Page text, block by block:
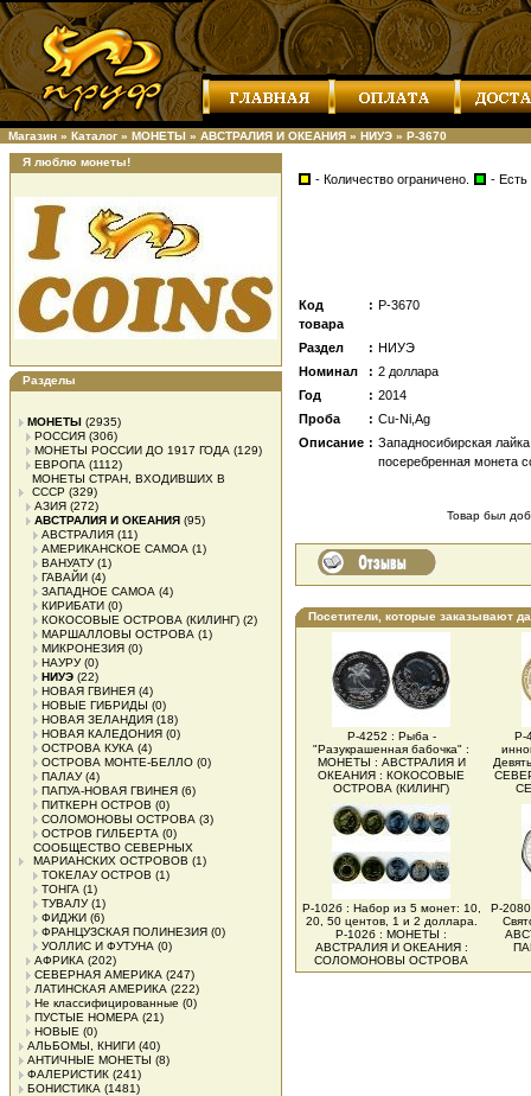
Магазин » Каталог » МОНЕТЫ » АВСТРАЛИЯ И ОКЕАНИЯ » НИУЭ » Р-3670
Я люблю монеты!
Разделы
МОНЕТЫ (2935)
РОССИЯ (306)
МОНЕТЫ РОССИИ ДО 1917 ГОДА (129)
ЕВРОПА (1112)
МОНЕТЫ СТРАН, ВХОДИВШИХ В
СССР (329)
АЗИЯ (272)
АВСТРАЛИЯ И ОКЕАНИЯ (95)
АВСТРАЛИЯ (11)
АМЕРИКАНСКОЕ САМОА (1)
ВАНУАТУ(1)
ГАВАЙИ (4)
ЗАПАДНОЕ САМОА (4)
КИРИБАТИ (0)
КОКОСОВЫЕ ОСТРОВА (КИЛИНГ) (2)
МАРШАЛЛОВЫ ОСТРОВА (1)
МИКРОНЕЗИЯ (0)
НАУРУ(0)
НИУЭ (22)
НОВАЯ ГВИНЕЯ (4)
НОВЫЕ ГИБРИДЫ (0)
НОВАЯ ЗЕЛАНДИЯ (18)
НОВАЯ КАЛЕДОНИЯ (0)
ОСТРОВА КУКА (4)
ОСТРОВА МОНТЕ-БЕЛЛО (0)
ПАЛАУ(4)
ПАПУА-НОВАЯ ГВИНЕЯ (6)
ПИТКЕРН ОСТРОВ (0)
СОЛОМОНОВЫ ОСТРОВА (3)
ОСТРОВ ГИЛБЕРТА (0)
СООБЩЕСТВО СЕВЕРНЫХ
МАРИАНСКИХ ОСТРОВОВ (1)
ТОКЕЛАУ ОСТРОВ (1)
ТОНГА (1)
ТУВАЛУ(1)
ФИДЖИ (6)
ФРАНЦУЗСКАЯ ПОЛИНЕЗИЯ (0)
УОЛЛИС И ФУТУНА (0)
АФРИКА (202)
СЕВЕРНАЯ АМЕРИКА (247)
ЛАТИНСКАЯ АМЕРИКА (222)
Не классифицированные (0)
ПУСТЫЕ НОМЕРА (21)
НОВЫЕ (0)
АЛЬБОМЫ, КНИГИ (40)
АНТИЧНЫЕ МОНЕТЫ (8)
ФАЛЕРИСТИК (241)
БОНИСТИКА (1481)
- Количество ограничено. - Есть
Код
товара
: Р-3670
Раздел : НИУЭ
Номинал
: 2 доллара
Год
: 2014
Проба
: Cu-Ni,Ag
Описание : Западносибирская
посеребренная монета
Товар был
Посетители, которые заказывают
Р-4252 : Рыба -
"Разукрашенная бабочка" :
МОНЕТЫ : АВСТРАЛИЯ И
ОКЕАНИЯ : КОКОСОВЫЕ
ОСТРОВА (КИЛИНГ)
Р-
Р-102б : Набор из 5 монет: 10,
20, 50 центов, 1 и 2 доллара.
Р-102б : МОНЕТЫ :
АВСТРАЛИЯ И ОКЕАНИЯ :
СОЛОМОНОВЫ ОСТРОВА
Р-